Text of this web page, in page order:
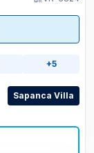
+5
Sapanca Villa